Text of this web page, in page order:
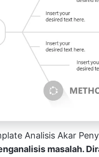
Analisis Akar
masalah.